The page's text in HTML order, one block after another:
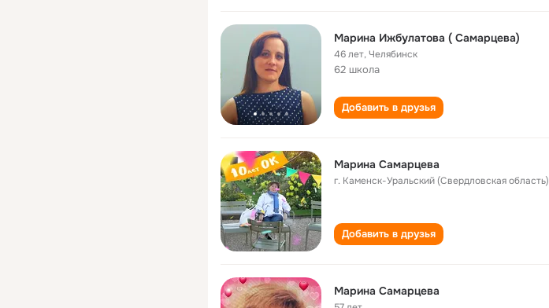
Марина Ижбулатова ( Cамарцева)
46 лет,Челябинск
62 школа
Добавить в друзья
Марина Самарцева
г. Каменск-Уральский (Свердловская область)
Добавить в друзья
Марина Самарцева